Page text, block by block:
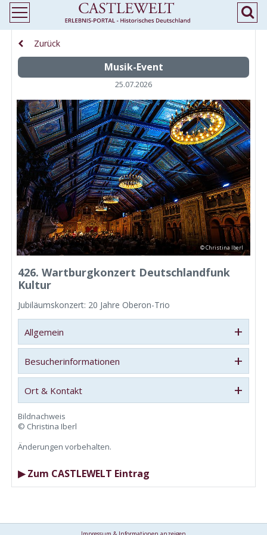
Zurück
Musik-Event
25.07.2026
© Christina Iberl
426. Wartburgkonzert Deutschlandfunk
Kultur
Jubiläumskonzert: 20 Jahre Oberon-Trio
Allgemein +
Besucherinformationen +
Ort & Kontakt +
Bildnachweis
© Christina Iberl
Änderungen vorbehalten.
▶ Zum CASTLEWELT Eintrag